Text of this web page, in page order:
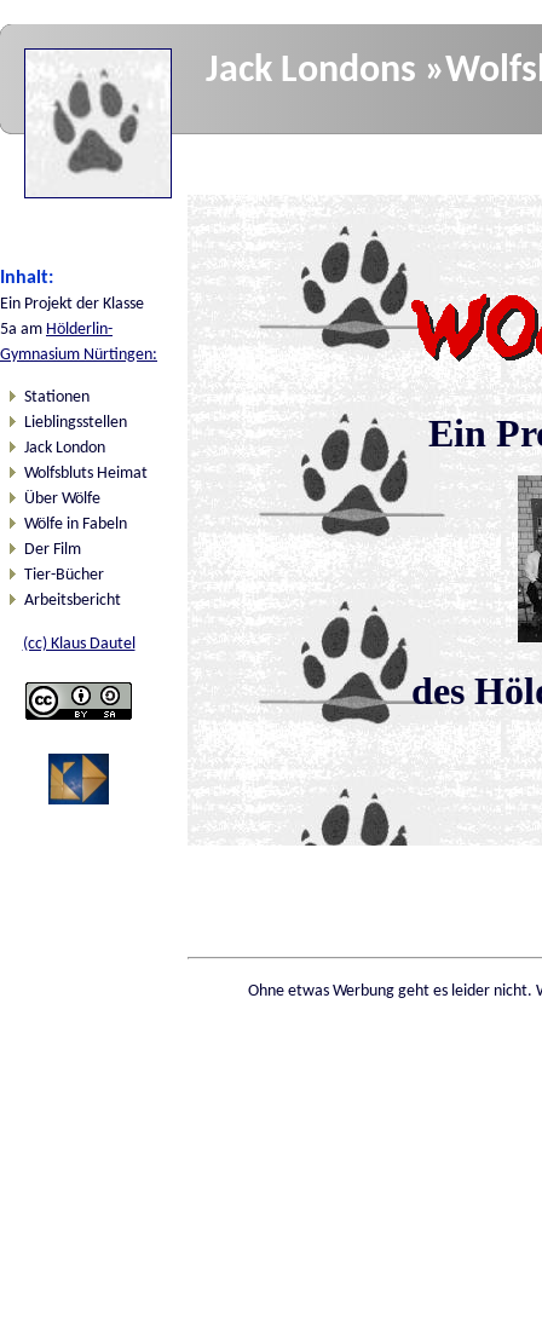
Jack Londons
Inhalt:
Ein Projekt der Klasse
5a am Hölderlin-
Gymnasium Nürtingen:
Stationen
Lieblingsstellen
Jack London
Wolfsbluts Heimat
Über Wölfe
Wölfe in Fabeln
Der Film
Tier-Bücher
Arbeitsbericht
(cc) Klaus Dautel
Ein
des
Ohne etwas Werbung geht es leider